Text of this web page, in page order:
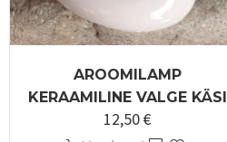
AROOMILAMP
KERAAMILINE VALGE KÄSI
12,50€